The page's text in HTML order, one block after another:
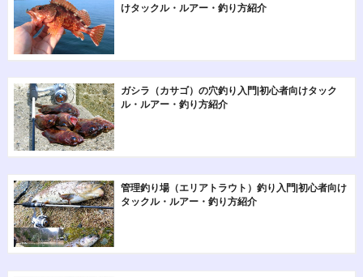
けタックル・ルアー・釣り方紹介
ガシラ（カサゴ）の穴釣り入門|初心者向けタック
ル・ルアー・釣り方紹介
管理釣り場（エリアトラウト）釣り入門|初心者向け
タックル・ルアー・釣り方紹介